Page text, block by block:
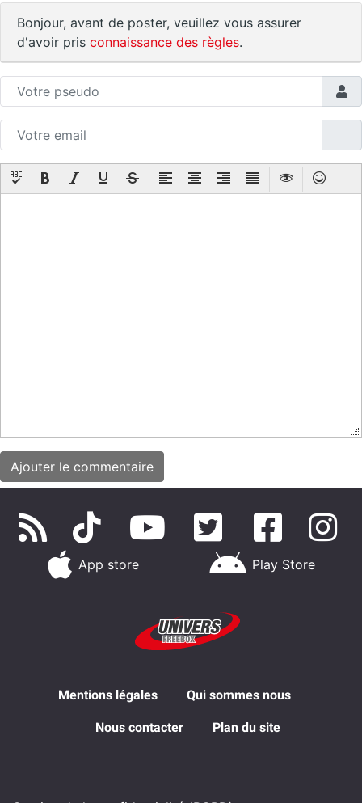
Bonjour, avant de poster, veuillez vous assurer
d'avoir pris connaissance des règles.
App store Play Store
Mentions légales Qui sommes nous
Nous contacter Plan du site